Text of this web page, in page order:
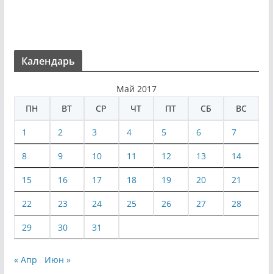
Календарь
Май 2017
ПН
ВТ СР ЧТ ПТ СБ ВС
1 2 3 4 5 6 7
8 9 10 11 12 13 14
15 16 17 18 19 20 21
22 23 24 25 26 27 28
29 30 31
« Апр Июн »